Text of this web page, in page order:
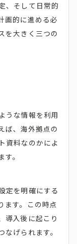
、そして日常的
画的に進める必
を大きく三つの
うな情報を利用
ば、海外拠点の
資料なのかによ
。
定を明確にする
ます。この時点
導入後に起こり
げられます。